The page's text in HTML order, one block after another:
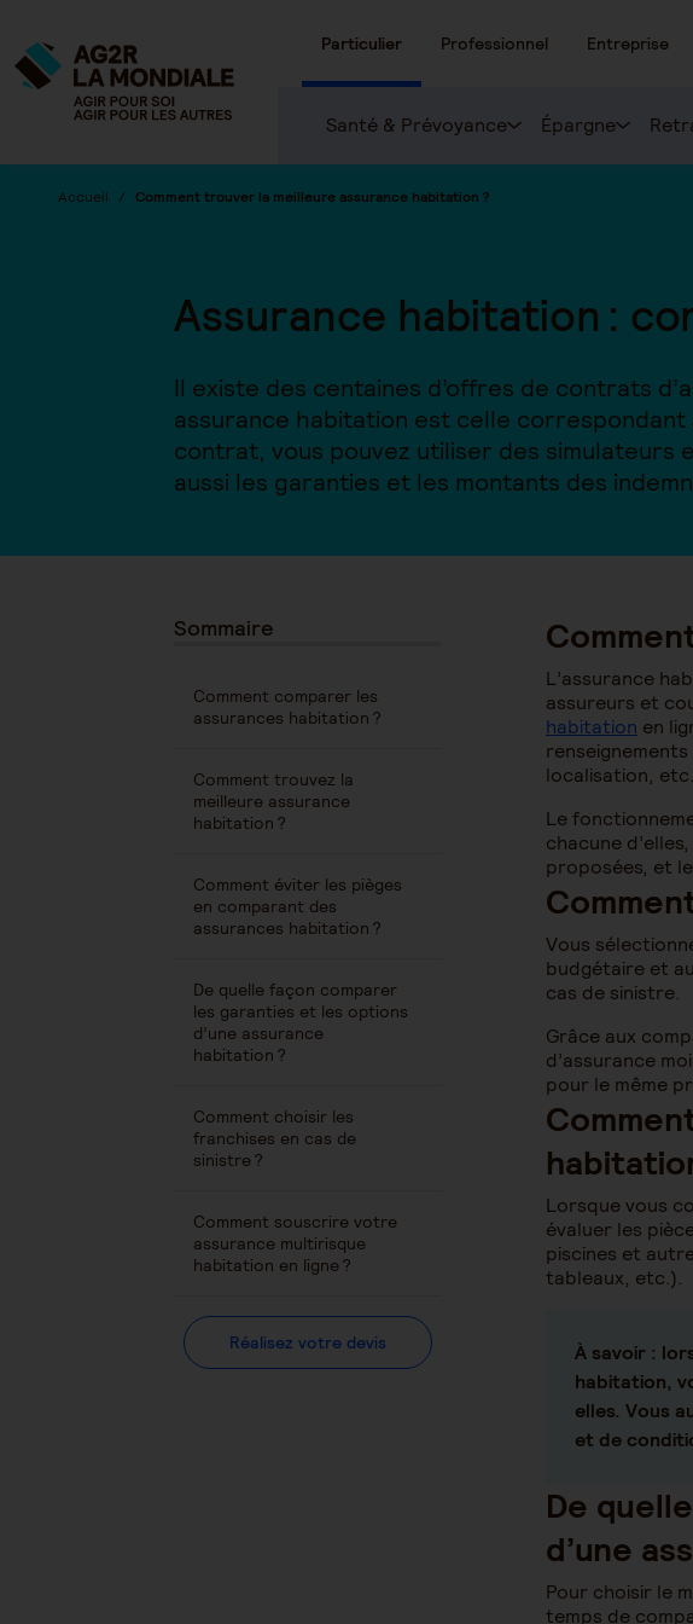
Particulier Professionnel Entreprise
Santé & Prévoyance Épargne
Accueil Comment trouver la meilleure assurance habitation ?
Assurance habitation :
Il existe des centaines d’offres de contrats
assurance habitation est celle
contrat, vous pouvez utiliser des simulateurs
aussi les garanties et les montants des
Sommaire
Comment comparer les
assurances habitation ?
Comment trouvez la
meilleure assurance
habitation ?
Comment éviter les pièges
en comparant des
assurances habitation ?
De quelle façon comparer
les garanties et les options
d’une assurance
habitation ?
Comment choisir les
franchises en cas de
sinistre ?
Comment souscrire votre
assurance multirisque
habitation en ligne ?
Réalisez votre devis
L’assurance
assureurs et
habitation en
localisation,
Le
chacune
proposées, et
Vous
budgétaire et
cas de sinistre.
Grâce aux
d’assurance
pour le même
Lorsque vous
évaluer les
piscines et
tableaux, etc.).
À savoir :
habitation,
elles. Vous
et de
De
d’une
Pour choisir le
temps de